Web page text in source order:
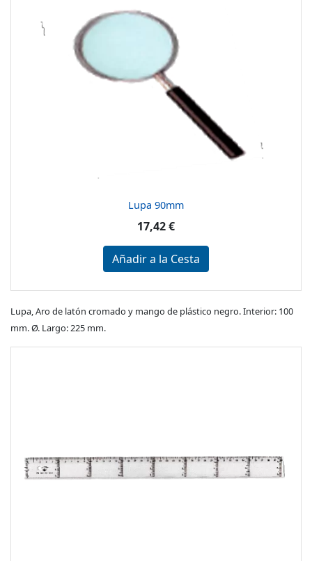
Lupa 90mm
17,42 €
Añadir a la Cesta
Lupa, Aro de latón cromado y mango de plástico negro. Interior: 100
mm. Ø. Largo: 225 mm.